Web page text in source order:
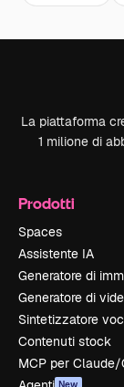
La piattaforma
1 milione di
Prodotti
Spaces
Assistente IA
Generatore di
Generatore di
Sintetizzatore
Contenuti stock
MCP per Claude/